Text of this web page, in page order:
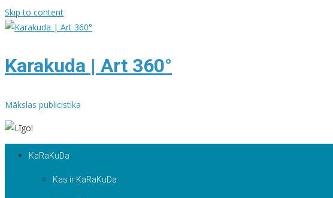
Skip to content
Karakuda | Art 360°
Mākslas publicistika
KaRaKuDa
Kas ir KaRaKuDa